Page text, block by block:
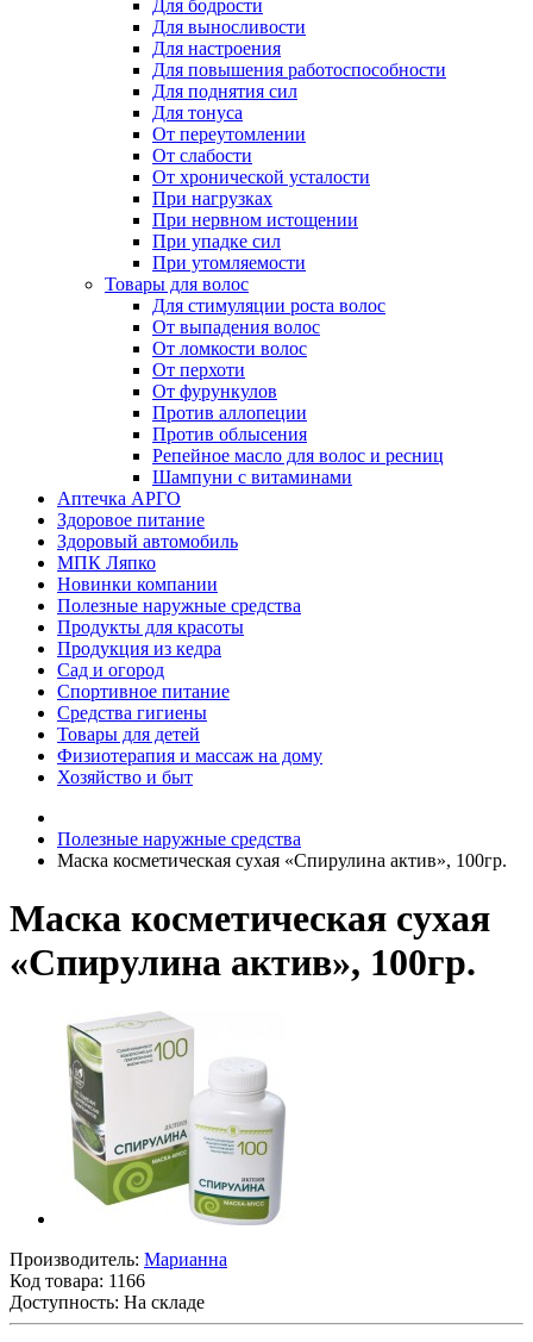
Для бодрости
Для выносливости
Для настроения
Для повышения работоспособности
Для поднятия сил
Для тонуса
От переутомлении
От слабости
От хронической усталости
При нагрузках
При нервном истощении
При упадке сил
При утомляемости
Товары для волос
Для стимуляции роста волос
От выпадения волос
От ломкости волос
От перхоти
От фурункулов
Против аллопеции
Против облысения
Репейное масло для волос и ресниц
Шампуни с витаминами
Аптечка АРГО
Здоровое питание
Здоровый автомобиль
МПК Ляпко
Новинки компании
Полезные наружные средства
Продукты для красоты
Продукция из кедра
Сад и огород
Спортивное питание
Средства гигиены
Товары для детей
Физиотерапия и массаж на дому
Хозяйство и быт
Полезные наружные средства
Маска косметическая сухая «Спирулина актив», 100гр.
Маска косметическая сухая
«Спирулина актив», 100гр.
Производитель: Марианна
Код товара: 1166
Доступность: На складе